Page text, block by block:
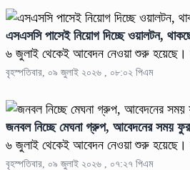
এসএসসি পাসেই নিয়োগ দিচ্ছে ওয়ালটন, থাকছে
৬ জুলাই থেকেই আবেদন নেওয়া শুরু হয়েছে।
বৃহস্পতিবার, ০৯ জুলাই ২০২৬ , ০৮:০২ পিএম
জনবল নিচ্ছে মেঘনা গ্রুপ, আবেদনের সময়
৬ জুলাই থেকেই আবেদন নেওয়া শুরু হয়েছে।
বৃহস্পতিবার, ০৯ জুলাই ২০২৬ , ০৭:২৭ পিএম